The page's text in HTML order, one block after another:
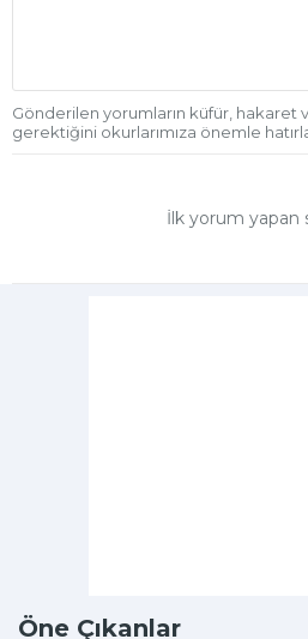
Gönderilen yorumların küfür, hakaret
gerektiğini okurlarımıza önemle
İlk yorum yapan
Öne Çıkanlar